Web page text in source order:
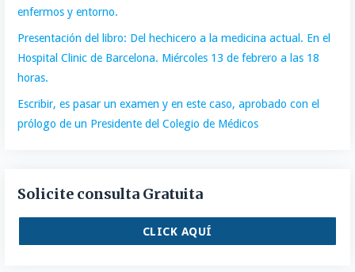
enfermos y entorno.
Presentación del libro: Del hechicero a la medicina actual. En el
Hospital Clinic de Barcelona. Miércoles 13 de febrero a las 18
horas.
Escribir, es pasar un examen y en este caso, aprobado con el
prólogo de un Presidente del Colegio de Médicos
Solicite consulta Gratuita
CLICK AQUÍ